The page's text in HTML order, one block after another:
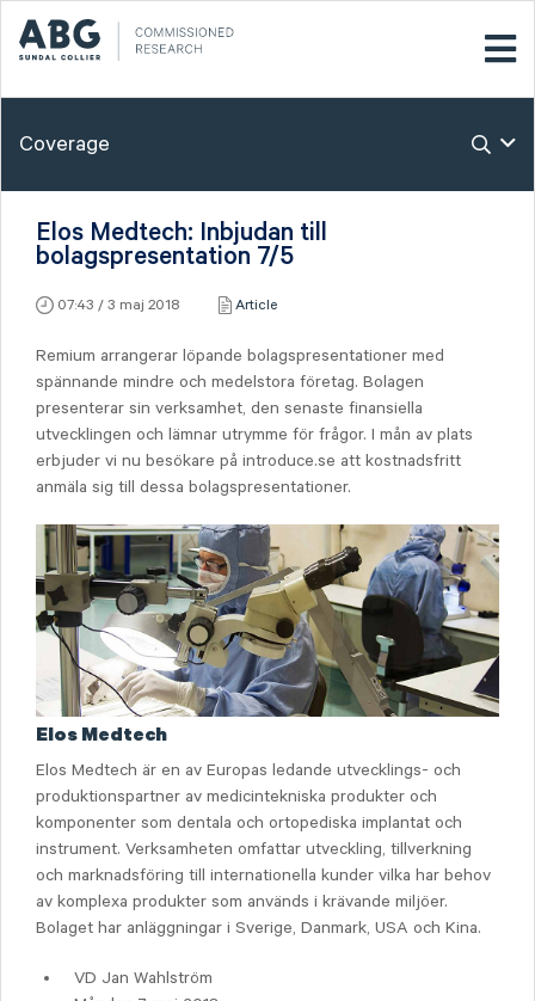
Coverage
Elos Medtech: Inbjudan till
bolagspresentation 7/5
07:43 / 3 maj 2018 Article
Remium arrangerar löpande bolagspresentationer med
spännande mindre och medelstora företag. Bolagen
presenterar sin verksamhet, den senaste finansiella
utvecklingen och lämnar utrymme för frågor. I mån av plats
erbjuder vi nu besökare på introduce.se att kostnadsfritt
anmäla sig till dessa bolagspresentationer.
Elos Medtech
Elos Medtech är en av Europas ledande utvecklings- och
produktionspartner av medicintekniska produkter och
komponenter som dentala och ortopediska implantat och
instrument. Verksamheten omfattar utveckling, tillverkning
och marknadsföring till internationella kunder vilka har behov
av komplexa produkter som används i krävande miljöer.
Bolaget har anläggningar i Sverige, Danmark, USA och Kina.
VD Jan Wahlström